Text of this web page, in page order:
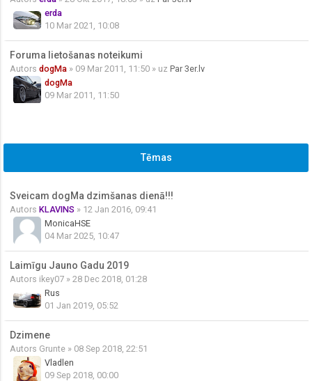
erda
10 Mar 2021, 10:08
Foruma lietošanas noteikumi
Autors dogMa » 09 Mar 2011, 11:50 » uz Par 3er.lv
dogMa
09 Mar 2011, 11:50
Tēmas
Sveicam dogMa dzimšanas dienā!!!
Autors KLAVINS » 12 Jan 2016, 09:41
MonicaHSE
04 Mar 2025, 10:47
Laimīgu Jauno Gadu 2019
Autors ikey07 » 28 Dec 2018, 01:28
Rus
01 Jan 2019, 05:52
Dzimene
Autors Grunte » 08 Sep 2018, 22:51
Vladlen
09 Sep 2018, 00:00